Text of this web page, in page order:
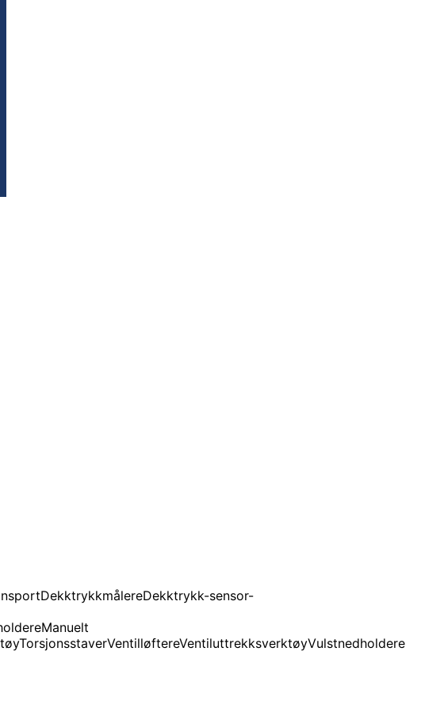
DekktrykkmålereDekktrykk-sensor-
Manuelt
TorsjonsstaverVentilløftereVentiluttrekksverktøyVulstnedholdere